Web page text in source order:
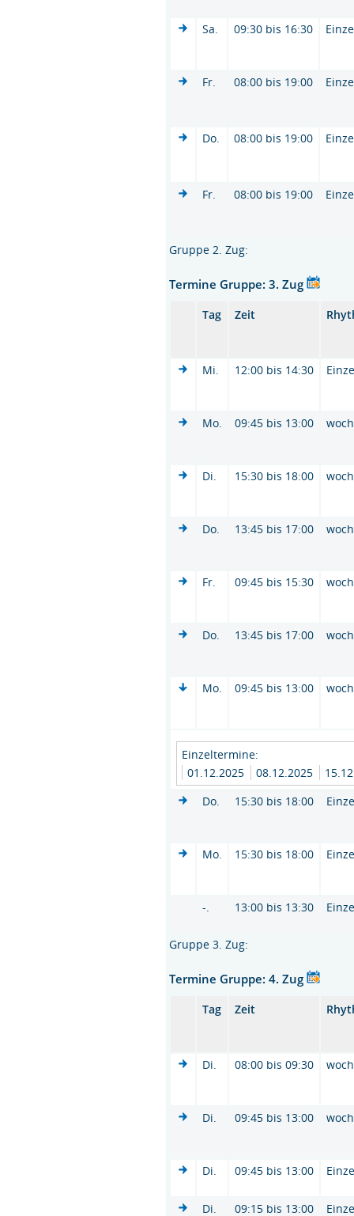
Sa. 09:30 bis 16:30
Fr. 08:00 bis 19:00
Do. 08:00 bis 19:00
Fr. 08:00 bis 19:00
Gruppe 2. Zug:
Termine Gruppe: 3. Zug
Tag Zeit
Mi. 12:00 bis 14:30
Mo. 09:45 bis 13:00 woch
Di. 15:30 bis 18:00 woch
Do. 13:45 bis 17:00 woch
Fr. 09:45 bis 15:30 woch
Do. 13:45 bis 17:00 woch
Mo. 09:45 bis 13:00 woch
Einzeltermine:
01.12.2025
08.12.2025
Do.
15:30 bis 18:00
Mo. 15:30 bis 18:00
-. 13:00 bis 13:30
Gruppe 3. Zug:
Termine Gruppe: 4. Zug
Tag Zeit
Di. 08:00 bis 09:30 woch
Di. 09:45 bis 13:00 woch
Di. 09:45 bis 13:00
Di. 09:15 bis 13:00